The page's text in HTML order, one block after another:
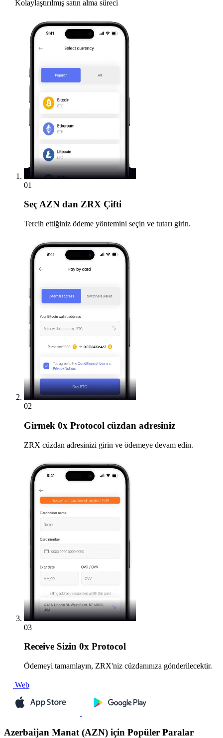
Kolaylaştırılmış satın alma süreci
01
SeçAZN dan ZRX Çifti
Tercih ettiğiniz ödeme yöntemini seçin ve tutarı girin.
02
Girmek 0x Protocol cüzdan adresiniz
ZRX cüzdan adresinizi girin ve ödemeye devam edin.
03
Receive Sizin 0x Protocol
Ödemeyi tamamlayın, ZRX'niz cüzdanınıza gönderilecektir.
Web
Azerbaijan Manat (AZN) için Popüler Paralar